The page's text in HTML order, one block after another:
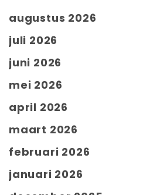
augustus 2026
juli 2026
juni 2026
mei 2026
april 2026
maart 2026
februari 2026
januari 2026